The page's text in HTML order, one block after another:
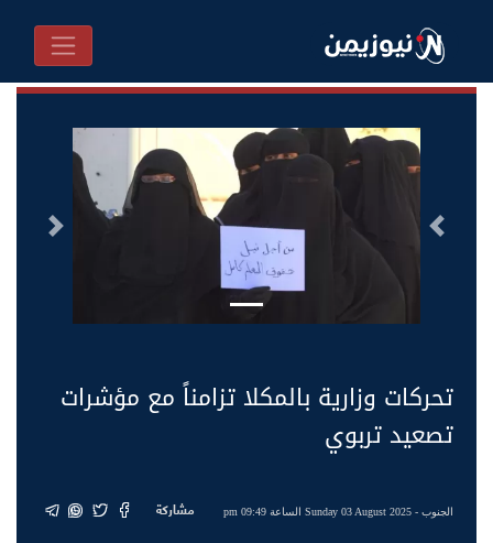
السابق التالى
تحركات وزارية بالمكلا تزامناً مع مؤشرات
تصعيد تربوي
الجنوب- Sunday 03 August 2025 الساعة 09:49 pm مشاركة